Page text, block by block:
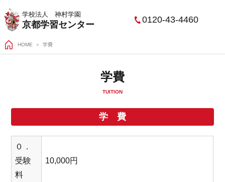
学校法人 神村学園
京都学習センター 0120-43-4460
HOME 学費
学費
TUITION
学 費
０．
受験
料
10,000円